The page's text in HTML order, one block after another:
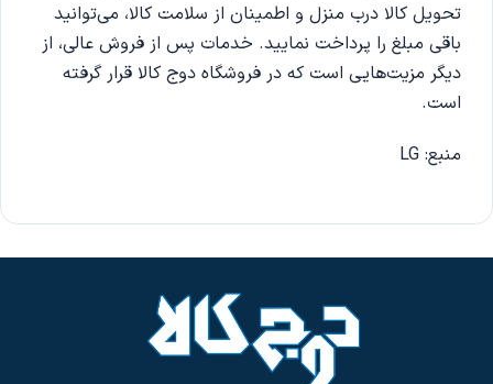
تحویل کالا درب منزل و اطمینان از سلامت کالا، می‌توانید
باقی مبلغ را پرداخت نمایید. خدمات پس از فروش عالی، از
دیگر مزیت‌هایی است که در فروشگاه دوج کالا قرار گرفته
است.
منبع: LG